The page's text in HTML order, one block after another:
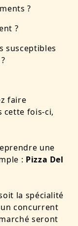
?
?
susceptibles
faire
cette fois-ci,
une
: Pizza Del
la spécialité
concurrent
seront